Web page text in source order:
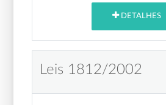
DETALHES
Leis 1812/2002